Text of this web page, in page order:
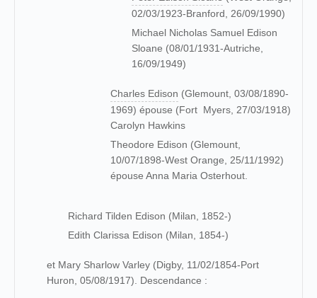
02/03/1923-Branford, 26/09/1990)
Michael Nicholas Samuel Edison
Sloane (08/01/1931-Autriche,
16/09/1949)
Charles Edison (Glemount, 03/08/1890-
1969) épouse (Fort Myers, 27/03/1918)
Carolyn Hawkins
Theodore Edison (Glemount,
10/07/1898-West Orange, 25/11/1992)
épouse Anna Maria Osterhout.
Richard Tilden Edison (Milan, 1852-)
Edith Clarissa Edison (Milan, 1854-)
et Mary Sharlow Varley (Digby, 11/02/1854-Port
Huron, 05/08/1917). Descendance :